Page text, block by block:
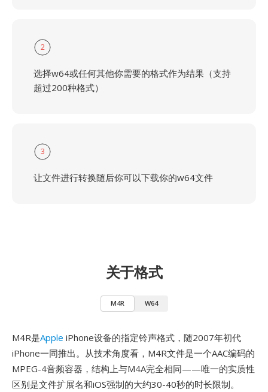
2
选择w64或任何其他你需要的格式作为结果（支持
超过200种格式）
3
让文件进行转换随后你可以下载你的w64文件
关于格式
M4R W64
M4R是Apple iPhone设备的指定铃声格式，随2007年初代
iPhone一同推出。从技术角度看，M4R文件是一个AAC编码的
MPEG-4音频容器，结构上与M4A完全相同——唯一的实质性
区别是文件扩展名和iOS强制的大约30-40秒的时长限制。